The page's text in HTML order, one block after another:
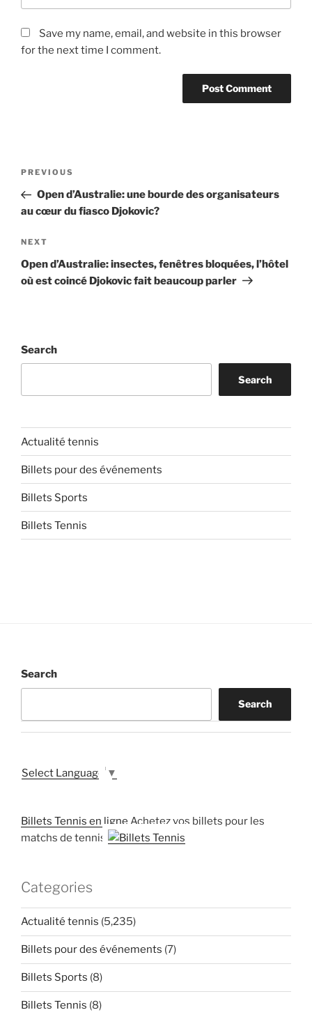
Save my name, email, and website in this browser
for the next time I comment.
Previous
Post
PREVIOUS
Open d’Australie: une bourde des organisateurs
au cœur du fiasco Djokovic?
Next
Post
NEXT
Open d’Australie: insectes, fenêtres bloquées, l’hôtel
où est coincé Djokovic fait beaucoup parler
Search
Search
Actualité tennis
Billets pour des événements
Billets Sports
Billets Tennis
Search
Search
Select Language ▼
Billets Tennis en ligne Achetez vos billets pour les
matchs de tennis
Categories
Actualité tennis (5,235)
Billets pour des événements (7)
Billets Sports (8)
Billets Tennis (8)